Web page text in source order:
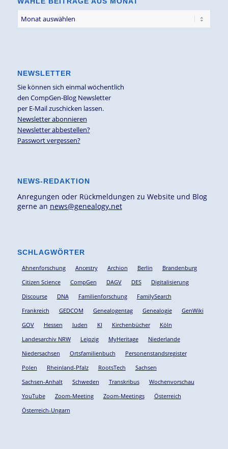
NEWSLETTER
Sie können sich einmal wöchentlich
den CompGen-Blog Newsletter
per E-Mail zuschicken lassen.
Newsletter abonnieren
Newsletter abbestellen?
Passwort vergessen?
NEWS-REDAKTION
Anregungen oder Rückmeldungen zu Website und Blog
gerne an news@genealogy.net
SCHLAGWÖRTER
Ahnenforschung Ancestry Archion Berlin
Brandenburg
Citizen Science
CompGen DAGV DES
Digitalisierung
Discourse
DNA Familienforschung
FamilySearch
Frankreich
GEDCOM Genealogentag Genealogie
GenWiki
GOV
Hessen Juden KI Kirchenbücher
Köln
Landesarchiv NRW
Leipzig MyHeritage
Niederlande
Niedersachsen
Ortsfamilienbuch
Personenstandsregister
Polen
Rheinland-Pfalz RootsTech
Sachsen
Sachsen-Anhalt
Schweden Transkribus
Wochenvorschau
YouTube
Zoom-Meeting Zoom-Meetings
Österreich
Österreich-Ungarn